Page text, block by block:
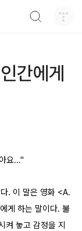
간에게
요..."
. 이 말은 영화 <A.
게 하는 말이다. 불
켜 놓고 감정을 지